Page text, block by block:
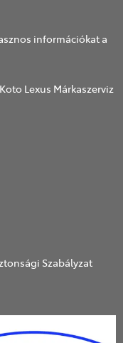
információkat a
Lexus Márkaszerviz
Szabályzat